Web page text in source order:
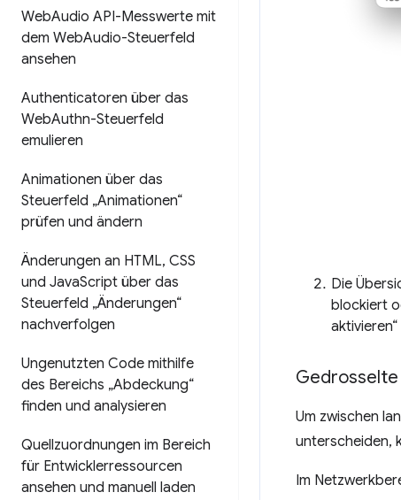
WebAudio API-Messwerte mit
dem WebAudio-Steuerfeld
ansehen
Authenticatoren über das
WebAuthn-Steuerfeld
emulieren
Animationen über das
Steuerfeld „Animationen“
prüfen und ändern
Änderungen an HTML, CSS
und JavaScript über das
Steuerfeld „Änderungen“
nachverfolgen
Ungenutzten Code mithilfe
des Bereichs „Abdeckung“
finden und analysieren
Quellzuordnungen im Bereich
für Entwicklerressourcen
ansehen und manuell laden
Die
blockiert
Um zwischen
unterscheiden,
Im